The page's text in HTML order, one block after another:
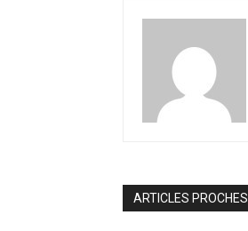
ARTICLES PROCHES